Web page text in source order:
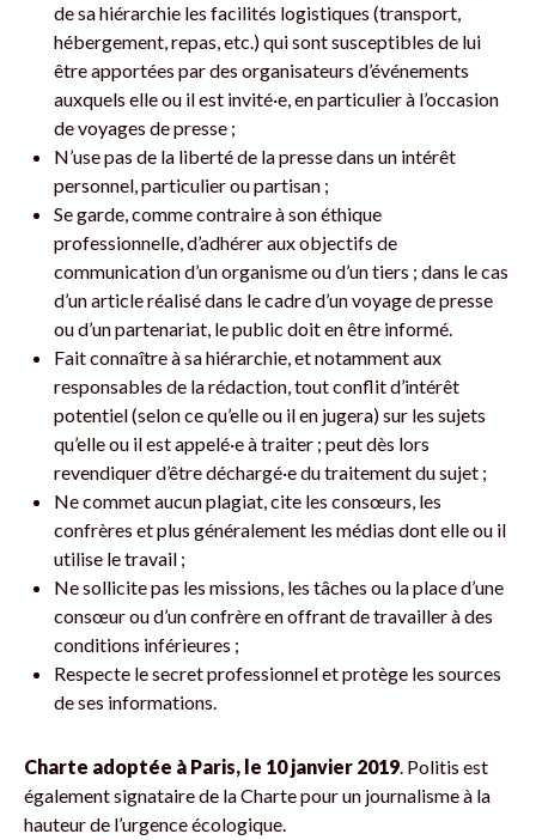
de sa hiérarchie les facilités logistiques (transport,
hébergement, repas, etc.) qui sont susceptibles de lui
être apportées par des organisateurs d’événements
auxquels elle ou il est invité·e, en particulier à l’occasion
de voyages de presse ;
N’use pas de la liberté de la presse dans un intérêt
personnel, particulier ou partisan ;
Se garde, comme contraire à son éthique
professionnelle, d’adhérer aux objectifs de
communication d’un organisme ou d’un tiers ; dans le cas
d’un article réalisé dans le cadre d’un voyage de presse
ou d’un partenariat, le public doit en être informé.
Fait connaître à sa hiérarchie, et notamment aux
responsables de la rédaction, tout conflit d’intérêt
potentiel (selon ce qu’elle ou il en jugera) sur les sujets
qu’elle ou il est appelé·e à traiter ; peut dès lors
revendiquer d’être déchargé·e du traitement du sujet ;
Ne commet aucun plagiat, cite les consœurs, les
confrères et plus généralement les médias dont elle ou il
utilise le travail ;
Ne sollicite pas les missions, les tâches ou la place d’une
consœur ou d’un confrère en offrant de travailler à des
conditions inférieures ;
Respecte le secret professionnel et protège les sources
de ses informations.
Charte adoptée à Paris, le 10 janvier 2019. Politis est
également signataire de la Charte pour un journalisme à la
hauteur de l’urgence écologique.